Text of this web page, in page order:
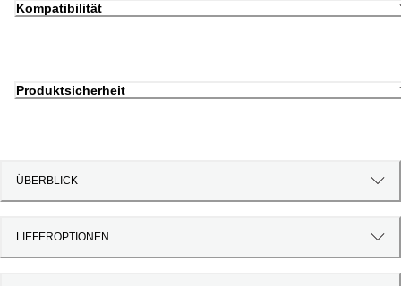
Kompatibilität
Produktsicherheit
ÜBERBLICK
LIEFEROPTIONEN